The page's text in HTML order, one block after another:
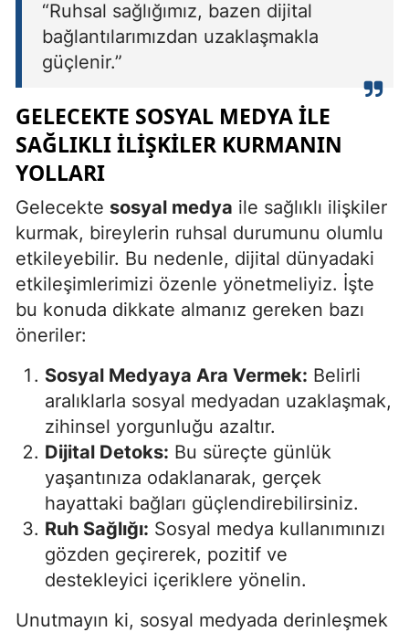
“Ruhsal sağlığımız, bazen dijital
bağlantılarımızdan uzaklaşmakla
güçlenir.”
GELECEKTE SOSYAL MEDYA ILE
SAĞLIKLI İLIŞKILER KURMANIN
YOLLARI
Gelecekte sosyal medya ile sağlıklı ilişkiler
kurmak, bireylerin ruhsal durumunu olumlu
etkileyebilir. Bu nedenle, dijital dünyadaki
etkileşimlerimizi özenle yönetmeliyiz. İşte
bu konuda dikkate almanız gereken bazı
öneriler:
Sosyal Medyaya Ara Vermek: Belirli
aralıklarla sosyal medyadan uzaklaşmak,
zihinsel yorgunluğu azaltır.
Dijital Detoks: Bu süreçte günlük
yaşantınıza odaklanarak, gerçek
hayattaki bağları güçlendirebilirsiniz.
Ruh Sağlığı: Sosyal medya kullanımınızı
gözden geçirerek, pozitif ve
destekleyici içeriklere yönelin.
Unutmayın ki, sosyal medyada derinleşmek